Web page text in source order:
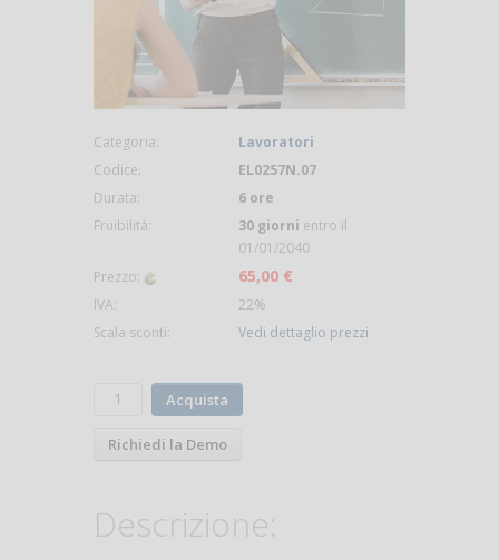
Categoria:
Lavoratori
Codice:
EL0257N.07
Durata:
6 ore
Fruibilità:
30 giorni entro il
01/01/2040
Prezzo:
65,00 €
IVA:
22%
Scala sconti:
Vedi dettaglio prezzi
Acquista
Richiedi la Demo
Descrizione: